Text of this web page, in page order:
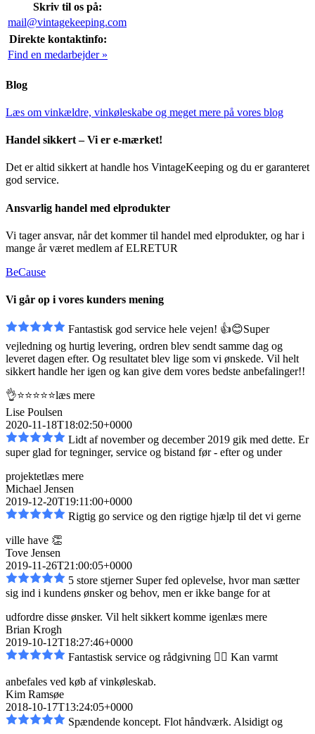
Skriv til os på:
mail@vintagekeeping.com
Direkte kontaktinfo:
Find en medarbejder »
Blog
Læs om vinkældre, vinkøleskabe og meget mere på vores blog
Handel sikkert – Vi er e-mærket!
Det er altid sikkert at handle hos VintageKeeping og du er garanteret
god service.
Ansvarlig handel med elprodukter
Vi tager ansvar, når det kommer til handel med elprodukter, og har i
mange år været medlem af ELRETUR
BeCause
Vi går op i vores kunders mening
Fantastisk god service hele vejen! 👍😊Super
vejledning og hurtig levering, ordren blev sendtsamme dag og
leveret dagen efter. Og resultatet blev lige som vi ønskede. Vil helt
sikkert handle her igen og kan give dem vores bedste anbefalinger!!
👌⭐️⭐️⭐️⭐️⭐️læs mere
Lise Poulsen
2020-11-18T18:02:50+0000
Lidt af november og december 2019 gik med dette. Er
super glad for tegninger, service og bistand før - efter og under
projektetlæs mere
Michael Jensen
2019-12-20T19:11:00+0000
Rigtig go service og den rigtige hjælp til det vi gerne
ville have 👏
Tove Jensen
2019-11-26T21:00:05+0000
5 store stjerner Super fed oplevelse, hvor man sætter
sig ind i kundens ønsker og behov, men erikke bange for at
udfordre disse ønsker. Vil helt sikkert komme igenlæs mere
Brian Krogh
2019-10-12T18:27:46+0000
Fantastisk service og rådgivning 👌🏼 Kan varmt
anbefales ved køb af vinkøleskab.
Kim Ramsøe
2018-10-17T13:24:05+0000
Spændende koncept. Flot håndværk. Alsidigt og